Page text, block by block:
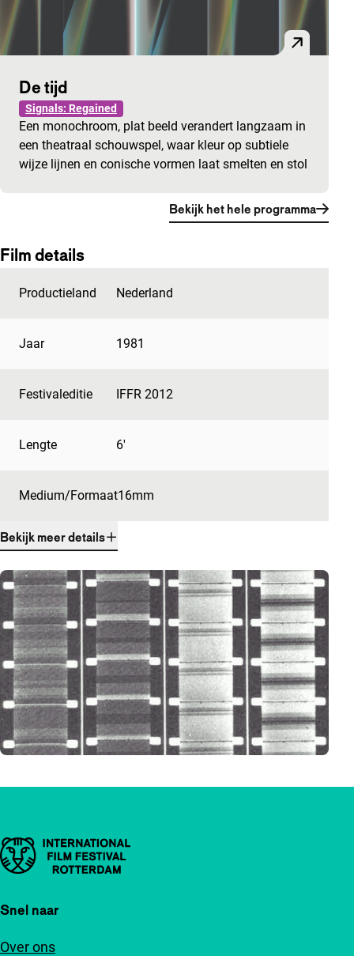
De tijd
Signals: Regained
Een monochroom, plat beeld verandert langzaam in
een theatraal schouwspel, waar kleur op subtiele
wijze lijnen en conische vormen laat smelten en stol
Bekijk het hele programma
Film details
Productieland Nederland
Jaar 1981
Festivaleditie IFFR 2012
Lengte 6'
Medium/Formaat16mm
Bekijk meer details
Belangrijke links
Snel naar
Over ons